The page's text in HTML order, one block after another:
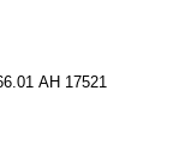
АН 17521